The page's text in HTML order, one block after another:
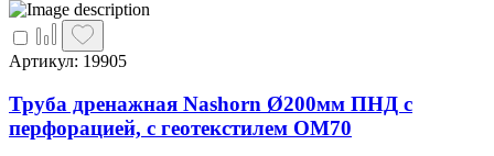
Артикул: 19905
Труба дренажная Nashorn Ø200мм ПНД с
перфорацией, с геотекстилем OM70